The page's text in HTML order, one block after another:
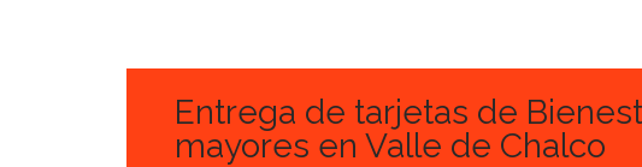
Entrega de tarjetas de
mayores en Valle de Chalco